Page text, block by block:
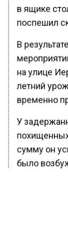
в ящике
поспешил
В
на улице
летний
временно
У
сумму он
было